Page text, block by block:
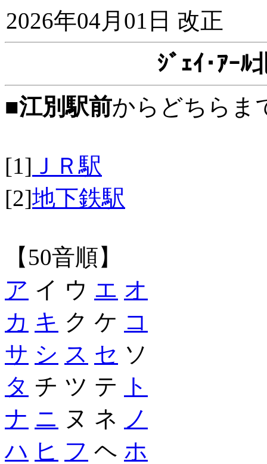
2026年04月01日 改正
ｼﾞｪｲ･ｱｰﾙ
■江別駅前からどちらま
[1] ＪＲ駅
[2]地下鉄駅
【50音順】
ア イ ウ エ オ
カ キ ク ケ コ
サ シ ス セ ソ
タ チ ツ テ
ト
ナ ニ ヌ ネ ノ
ハ ヒ フ ヘ ホ